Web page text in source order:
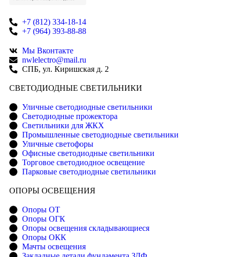
+7 (812) 334-18-14
+7 (964) 393-88-88
Мы Вконтакте
nwlelectro@mail.ru
СПБ, ул. Киришская д. 2
CВЕТОДИОДНЫЕ СВЕТИЛЬНИКИ
Уличные светодиодные светильники
Светодиодные прожектора
Светильники для ЖКХ
Промышленные светодиодные светильники
Уличные светофоры
Офисные светодиодные светильники
Торговое светодиодное освещение
Парковые светодиодные светильники
ОПОРЫ ОСВЕЩЕНИЯ
Опоры ОТ
Опоры ОГК
Опоры освещения складывающиеся
Опоры ОКК
Мачты освещения